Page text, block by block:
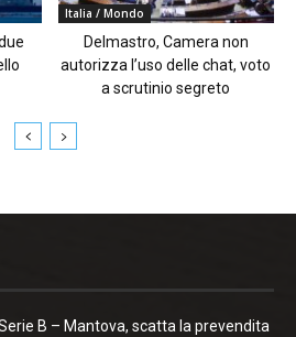
Italia / Mondo
Delmastro, Camera non
autorizza l’uso delle chat, voto
a scrutinio segreto
B – Mantova, scatta la prevendita